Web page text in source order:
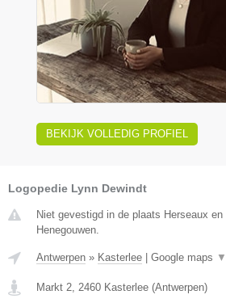
BEKIJK VOLLEDIG PROFIEL
Logopedie Lynn Dewindt
Niet gevestigd in de plaats Herseaux
Henegouwen.
Antwerpen » Kasterlee Google maps ▼
Markt 2 2460 Kasterlee (Antwerpen)